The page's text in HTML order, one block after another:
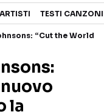
CANZONI
ED EVENTI
SHOW
ARTISTI TESTI CANZONI
“Cut the
la